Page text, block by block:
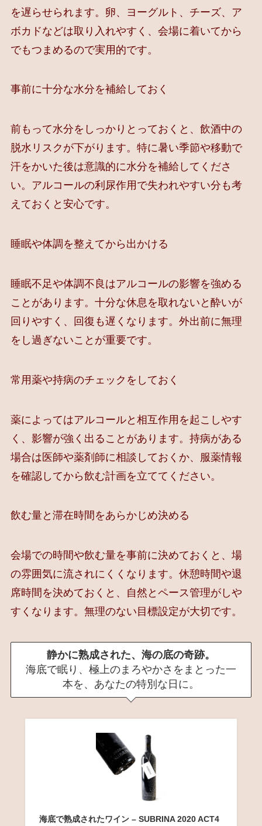
を遅らせられます。卵、ヨーグルト、チーズ、ア
ボカドなどは取り入れやすく、会場に着いてから
でもつまめるので実用的です。
事前に十分な水分を補給しておく
前もって水分をしっかりとっておくと、飲酒中の
脱水リスクが下がります。特に暑い季節や移動で
汗をかいた後は意識的に水分を補給してくださ
い。アルコールの利尿作用で失われやすい分も考
えておくと安心です。
睡眠や体調を整えてから出かける
睡眠不足や体調不良はアルコールの影響を強める
ことがあります。十分な休息を取れないと酔いが
回りやすく、回復も遅くなります。外出前に無理
をし過ぎないことが重要です。
常用薬や持病のチェックをしておく
薬によってはアルコールと相互作用を起こしやす
く、影響が強く出ることがあります。持病がある
場合は医師や薬剤師に相談しておくか、服薬情報
を確認してから飲む計画を立ててください。
飲む量と滞在時間をあらかじめ決める
会場での時間や飲む量を事前に決めておくと、場
の雰囲気に流されにくくなります。休憩時間や退
席時間を決めておくと、自然とペース管理がしや
すくなります。無理のない目標設定が大切です。
静かに熟成された、海の底の奇跡。
海底で眠り、極上のまろやかさをまとった一
本を、あなたの特別な日に。
海底で熟成されたワイン – SUBRINA 2020 ACT4